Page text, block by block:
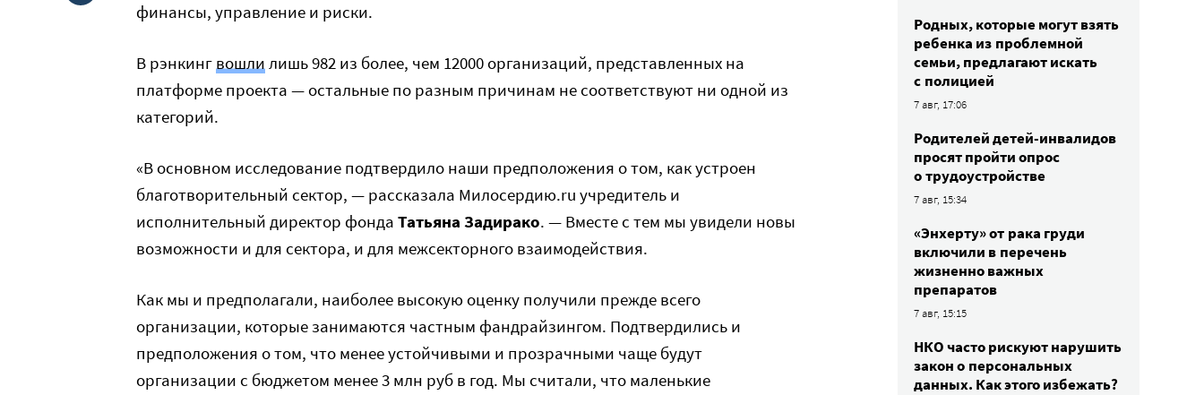
финансы, управление и риски.
В рэнкингвошлилишь 982 из более, чем 12000 организаций, представленных на
платформе проекта — остальные по разным причинам не соответствуют ни одной из
категорий.
«В основном исследование подтвердило наши предположения о том, как устроен
благотворительный сектор, — рассказала Милосердию.ru учредитель и
исполнительный директор фонда Татьяна Задирако. — Вместе с тем мы увидели новы
возможности и для сектора, и для межсекторного взаимодействия.
Как мы и предполагали, наиболее высокую оценку получили прежде всего
организации, которые занимаются частным фандрайзингом. Подтвердились и
предположения о том, что менее устойчивыми и прозрачными чаще будут
организации с бюджетом менее 3 млн руб в год. Мы считали, что маленькие
Родных, которые могут взять
ребенка из проблемной
семьи, предлагают искать
с полицией
7 авг, 17:06
Родителей детей-инвалидов
просят пройти опрос
о трудоустройстве
7 авг, 15:34
«Энхерту» от рака груди
включили в перечень
жизненно важных
препаратов
7 авг, 15:15
НКО часто рискуют нарушить
закон о персональных
данных. Как этого избежать?